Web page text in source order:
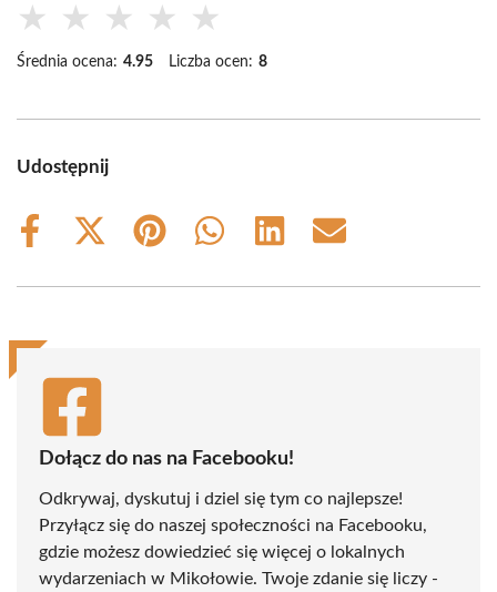
★ ★ ★ ★ ★
Średnia ocena: 4.95 Liczba ocen: 8
Udostępnij
Share
Share
(Twitter)
Share
Share
Share
Share
Dołącz do nas na Facebooku!
Odkrywaj, dyskutuj i dziel się tym co najlepsze!
Przyłącz się do naszej społeczności na Facebooku,
gdzie możesz dowiedzieć się więcej o lokalnych
wydarzeniach w Mikołowie. Twoje zdanie się liczy -